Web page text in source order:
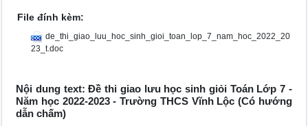
File đính kèm:
de_thi_giao_luu_hoc_sinh_gioi_toan_lop_7_nam_hoc_2022_20
23_t.doc
Nội dung text: Đề thi giao lưu học sinh giỏi Toán Lớp 7 -
Năm học 2022-2023 - Trường THCS Vĩnh Lộc (Có hướng
dẫn chấm)